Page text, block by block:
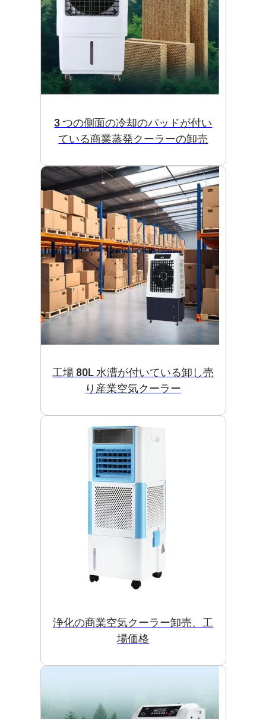
3 つの側面の冷却のパッドが付い
ている商業蒸発クーラーの卸売
工場 80L 水漕が付いている卸し売
り産業空気クーラー
浄化の商業空気クーラー卸売、工
場価格